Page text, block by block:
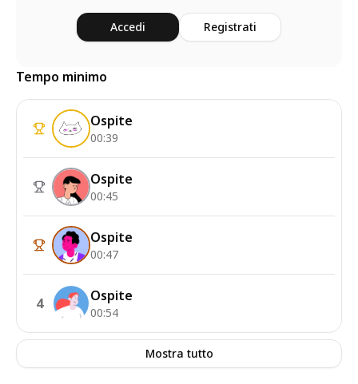
Accedi Registrati
Tempo minimo
Ospite
00:39
Ospite
00:45
Ospite
00:47
4 Ospite
00:54
Mostra tutto